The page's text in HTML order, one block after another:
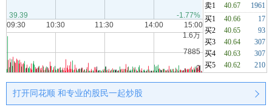
卖1
40.67
1961
买1
40.66
17
买2
40.65
93
买3
40.64
307
买4
40.63
307
买5
40.62 210
打开同花顺 和专业的股民一起炒股